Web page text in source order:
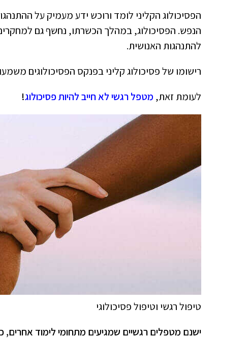
הפסיכולוג הקליני לומד ורוכש ידע מעמיק על
הנפש. הפסיכולוג, במהלך הכשרתו, נחשף גם
להתנהגות האנושית.
רישומו של פסיכולוג קליני בפנקס הפסיכולוגים
לעומת זאת, מטפל רגשי לא חייב להיות פסיכולוג!
טיפול רגשי וטיפול פסיכולוגי
ישנם מטפלים רגשיים שמגיעים מתחומי לימוד אחרים,